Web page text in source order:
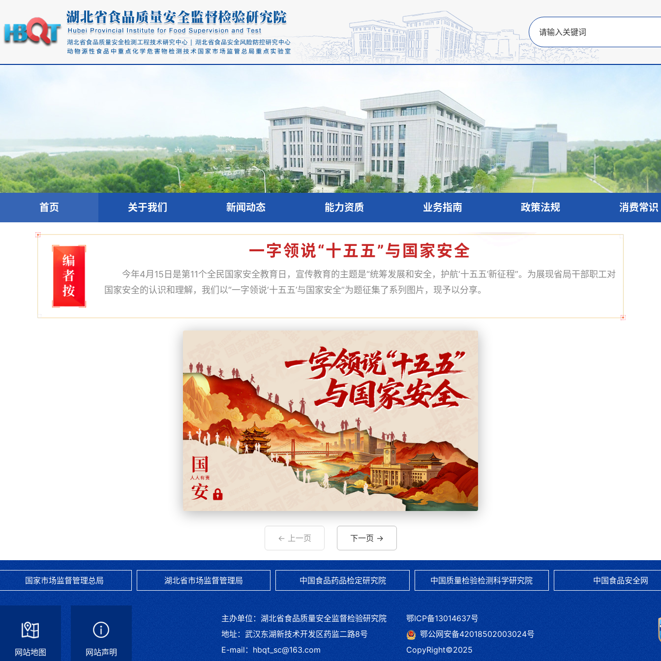
首页 关于我们 新闻动态 能力资质 业务指南 政策法规 消费常识
一字领说“十五五”与国家安全
今年4月15日是第11个全民国家安全教育日，宣传教育的主题是“统筹发展和安全，护航‘十五五’新征程”。为展现省局干部职工对
国家安全的认识和理解，我们以“一字领说‘十五五’与国家安全”为题征集了系列图片，现予以分享。
作者：广告处 章韦巍
← 上一页 下一页 →
国家市场监督管理总局 湖北省市场监督管理局 中国食品药品检定研究院 中国质量检验检测科学研究院 中国食品安全网
主办单位：湖北省食品质量安全监督检验研究院
地址：武汉东湖新技术开发区药监二路8号
E-mail：hbqt_sc@163.com
鄂ICP备13014637号
鄂公网安备42018502003024号
CopyRight©2025
网站地图 网站声明